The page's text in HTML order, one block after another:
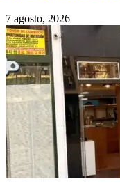
7 agosto, 2026